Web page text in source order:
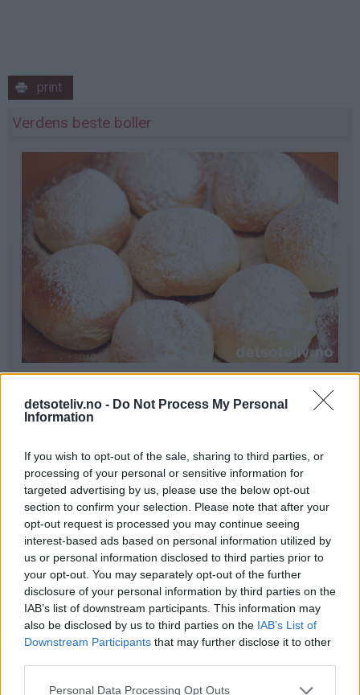
detsoteliv.no - Do Not Process My Personal
Information
If you wish to opt-out of the sale, sharing to third parties, or
processing of your personal or sensitive information for
targeted advertising by us, please use the below opt-out
section to confirm your selection. Please note that after your
opt-out request is processed you may continue seeing
interest-based ads based on personal information utilized by
us or personal information disclosed to third parties prior to
your opt-out. You may separately opt-out of the further
disclosure of your personal information by third parties on the
IAB’s list of downstream participants. This information may
also be disclosed by us to third parties on the IAB’s List of
Downstream Participants that may further disclose it to other
Personal Data Processing Opt Outs
print
Verdens beste boller
1 liter melk
250 g melis
100 g gjær
0,5 ts kardemomme
1,5 kg hvetemel
Pynt:
melisdryss
Fremgangsmåte
Kok opp melk, smør og melis. Avkjøl blandingen til den